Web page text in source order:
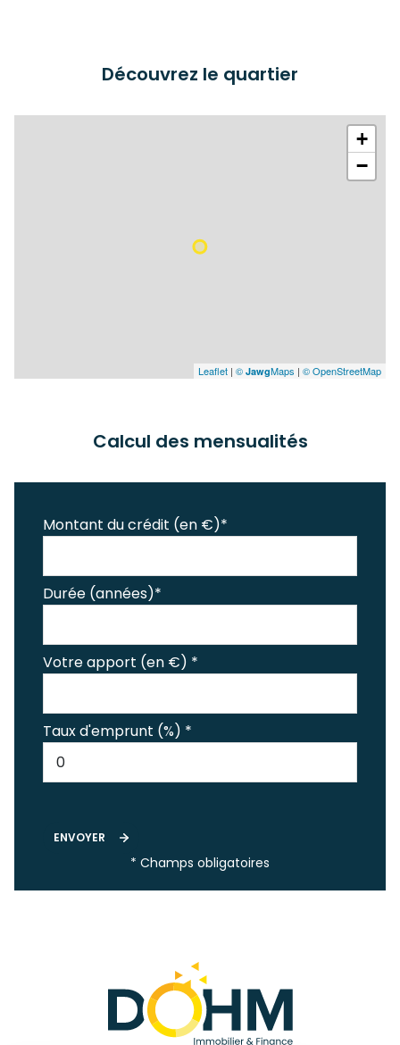
Découvrez le quartier
+
−
Leaflet | © JawgMaps | © OpenStreetMap
Calcul des mensualités
Montant du crédit (en €)*
Durée (années)*
Votre apport (en €) *
Taux d'emprunt (%) *
ENVOYER
* Champs obligatoires